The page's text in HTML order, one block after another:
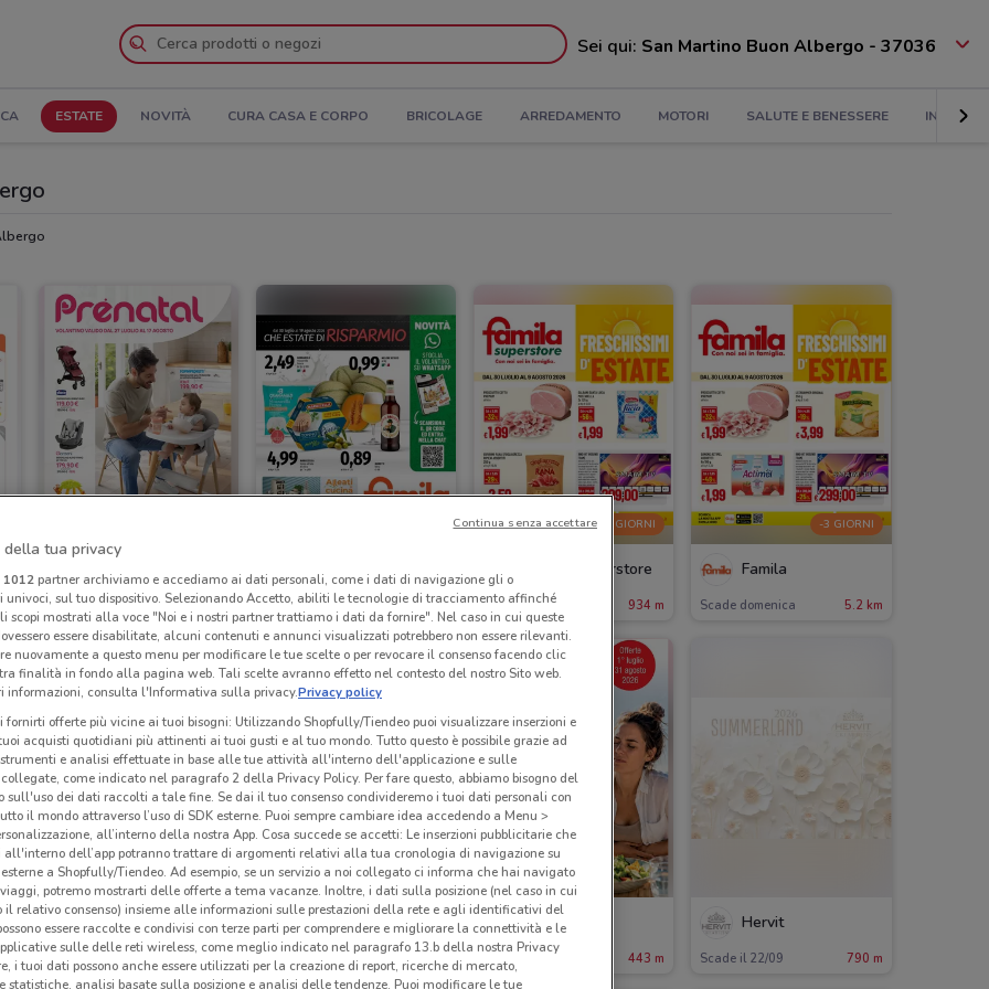
Sei qui: San Martino Buon Albergo - 37036
ESTATE NOVITÀ CURA CASA E CORPO BRICOLAGE ARREDAMENTO MOTORI SALUTE E BENESSERE INFANZIA
Prenatal
Scade il 17/08 8.1 km
Famila
Scade il 19/08 20.2 km
-3 GIORNI
Famila Superstore
Scade domenica 934 m
-3 GIORNI
Famila
Scade domenica 5.2 km
Fiducia & Convenienza
Scade il 15/08 210 m
NUOVO
Kena Mobile
Scade il 02/09 239 m
Unilife
Scade il 31/08 443 m
Hervit
Scade il 22/09 790 m
della tua privacy
1012partner archiviamo e accediamo ai dati personali, come i dati di navigazione gli o
sul tuo dispositivo. Selezionando Accetto, abiliti le tecnologie di tracciamento affinché
scopi mostrati alla voce "Noi e i nostri partner trattiamo i dati da fornire". Nel caso in cui queste
essere disabilitate, alcuni contenuti e annunci visualizzati potrebbero non essere rilevanti.
nuovamente a questo menu per modificare le tue scelte o per revocare il consenso facendo clic
finalità in fondo alla pagina web. Tali scelte avranno effetto nel contesto del nostro Sito web.
informazioni, consulta l'Informativa sulla privacy.Privacy policy
fornirti offerte più vicine ai tuoi bisogni: Utilizzando Shopfully/Tiendeo puoi visualizzare inserzioni e
acquisti quotidiani più attinenti ai tuoi gusti e al tuo mondo. Tutto questo è possibile grazie ad
e analisi effettuate in base alle tue attività all'interno dell'applicazione e sulle
come indicato nel paragrafo 2 della Privacy Policy. Per fare questo, abbiamo bisogno del
sull'uso dei dati raccolti a tale fine. Se dai il tuo consenso condivideremo i tuoi dati personali con
il mondo attraverso l’uso di SDK esterne. Puoi sempre cambiare idea accedendo a Menu >
all’interno della nostra App. Cosa succede se accetti: Le inserzioni pubblicitarie che
all'interno dell’app potranno trattare di argomenti relativi alla tua cronologia di navigazione su
a Shopfully/Tiendeo. Ad esempio, se un servizio a noi collegato ci informa che hai navigato
potremo mostrarti delle offerte a tema vacanze. Inoltre, i dati sulla posizione (nel caso in cui
il relativo consenso) insieme alle informazioni sulle prestazioni della rete e agli identificativi del
essere raccolte e condivisi con terze parti per comprendere e migliorare la connettività e le
sulle delle reti wireless, come meglio indicato nel paragrafo 13.b della nostra Privacy
i tuoi dati possono anche essere utilizzati per la creazione di report, ricerche di mercato,
statistiche, analisi basate sulla posizione e analisi delle tendenze. Puoi modificare le tue
Continua senza accettare